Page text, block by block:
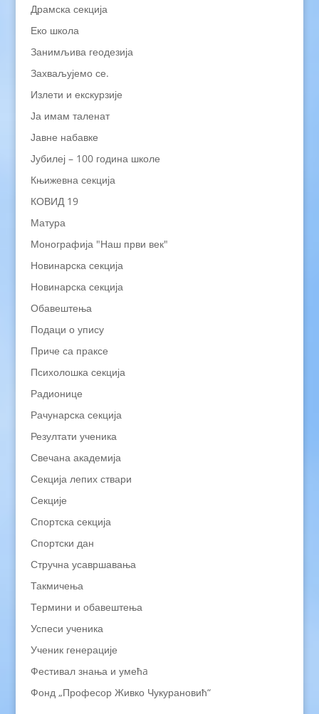
Драмска секција
Еко школа
Занимљива геодезија
Захваљујемо се.
Излети и екскурзије
Ја имам таленат
Јавне набавке
Јубилеј – 100 година школе
Књижевна секција
КОВИД 19
Матура
Монографија "Наш први век"
Новинарска секција
Новинарска секција
Обавештења
Подаци о упису
Приче са праксе
Психолошка секција
Радионице
Рачунарска секција
Резултати ученика
Свечана академија
Секција лепих ствари
Секције
Спортска секција
Спортски дан
Стручна усавршавања
Такмичења
Термини и обавештења
Успеси ученика
Ученик генерације
Фестивал знања и умећa
Фонд „Професор Живко Чукурановић“